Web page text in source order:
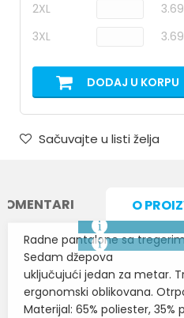
2XL
3XL
DODAJ U KORPU
Sačuvajte u listi želja
O
Radne pantalone sa
Sedam džepova
uključujući jedan za metar.
ergonomski oblikovana.
Materijal: 65% poliester, 35%